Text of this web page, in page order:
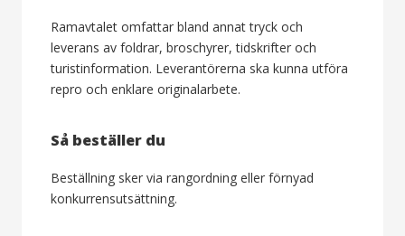
Ramavtalet omfattar bland annat tryck och
leverans av foldrar, broschyrer, tidskrifter och
turistinformation. Leverantörerna ska kunna utföra
repro och enklare originalarbete.
Så beställer du
Beställning sker via rangordning eller förnyad
konkurrensutsättning.